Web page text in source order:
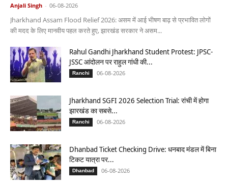
Anjali Singh - 06-08-2026
Jharkhand Assam Flood Relief 2026: असम में आई भीषण बाढ़ से प्रभावित लोगों
की मदद के लिए मानवीय पहल करते हुए, झारखंड सरकार ने असम...
Rahul Gandhi Jharkhand Student Protest: JPSC-
JSSC आंदोलन पर राहुल गांधी की...
Ranchi 06-08-2026
Jharkhand SGFI 2026 Selection Trial: रांची में होगा
झारखंड का सबसे...
Ranchi 06-08-2026
Dhanbad Ticket Checking Drive: धनबाद मंडल में बिना
टिकट यात्रा पर...
Dhanbad 06-08-2026